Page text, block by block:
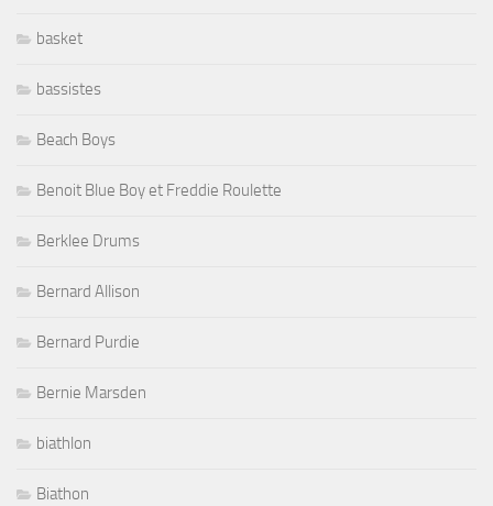
basket
bassistes
Beach Boys
Benoit Blue Boy et Freddie Roulette
Berklee Drums
Bernard Allison
Bernard Purdie
Bernie Marsden
biathlon
Biathon